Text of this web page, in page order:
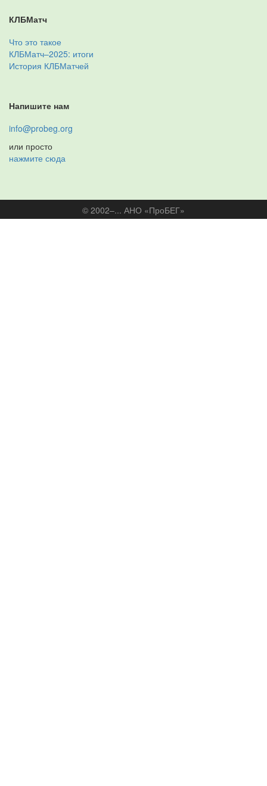
КЛБМатч
Что это такое
КЛБМатч–2025: итоги
История КЛБМатчей
Напишите нам
info@probeg.org
или просто
нажмите сюда
© 2002–... АНО «ПроБЕГ»